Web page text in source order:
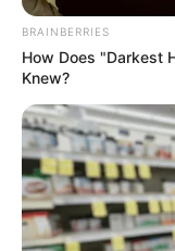
Im Sommer
Ausflugszielen.
BRAINBERRIES
How Does "Darkest
Knew?